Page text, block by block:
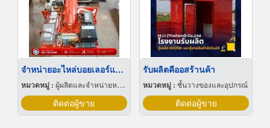
จำหน่ายอะไหล่บอยเลอร์และหัวพ่นไฟ
หมวดหมู่ : ผู้ผลิตและจำหน่ายหม้อน้ำทางอุตสาหกรรม
ติดต่อผู้ขาย
รับผลิตคีออสร้านค้า
หมวดหมู่ : ชั้นวางของและอุปกรณ์
ติดต่อผู้ขาย